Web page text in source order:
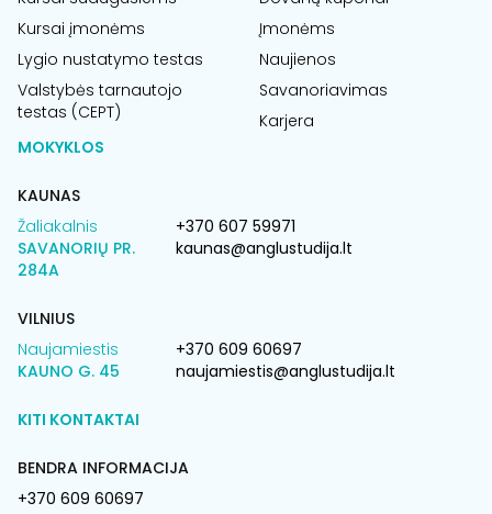
Kursai įmonėms
Lygio nustatymo testas
Valstybės tarnautojo
testas (CEPT)
Įmonėms
Naujienos
Savanoriavimas
Karjera
MOKYKLOS
KAUNAS
Žaliakalnis
SAVANORIŲ PR.
284A
+370 607 59971
kaunas@anglustudija.lt
VILNIUS
Naujamiestis
KAUNO G. 45
+370 609 60697
naujamiestis@anglustudija.lt
KITI KONTAKTAI
BENDRA INFORMACIJA
+370 609 60697